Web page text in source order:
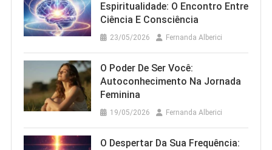
Espiritualidade: O Encontro Entre
Ciência E Consciência
23/05/2026 Fernanda Alberici
O Poder De Ser Você:
Autoconhecimento Na Jornada
Feminina
19/05/2026 Fernanda Alberici
O Despertar Da Sua Frequência: